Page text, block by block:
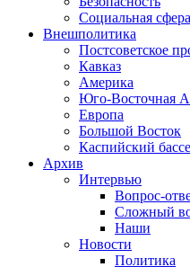
Социальная сфера
Внешполитика
Постсоветское
Кавказ
Америка
Юго-Восточная
Европа
Большой Восток
Каспийский
Архив
Интервью
Вопрос-
Сложный
Наши
Новости
Политика